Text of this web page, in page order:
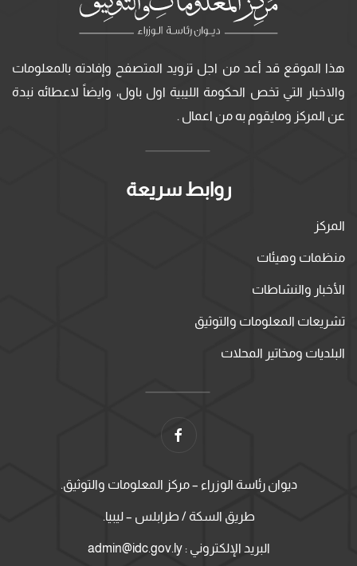
هذا الموقع قد أعد من اجل تزويد المتصفح وإفادته بالمعلومات
والاخبار التي تخص الحكومة الليبية اول باول، وايضاً لاعطائه نبدة
عن المركز ومايقوم به من اعمال .
روابط سريعة
المركز
منظمات وهيئات
الأخبار والنشاطات
تشريعات المعلومات والتوثيق
البلديات ومخاتير المحلات
ديوان رئاسة الوزراء – مركز المعلومات والتوثيق.
طريق السكة / طرابلس – ليبيا.
البريد الإلكتروني : admin@idc.gov.ly